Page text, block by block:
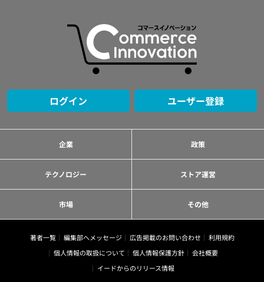
ログイン ユーザー登録
企業 政策
テクノロジー ストア運営
市場 その他
著者一覧 編集部へメッセージ 広告掲載のお問い合わせ
利用規約
個人情報の取扱について
個人情報保護方針
会社概要
イードからのリリース情報